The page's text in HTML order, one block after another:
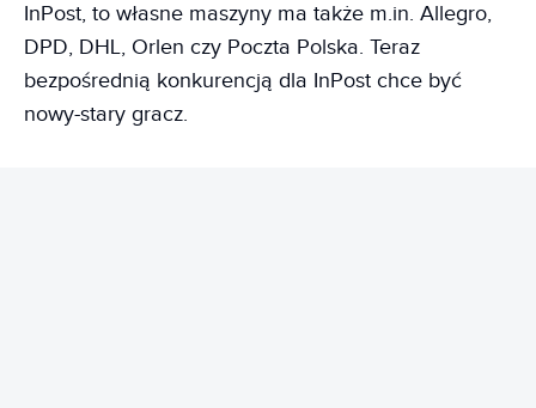
InPost, to własne maszyny ma także m.in. Allegro,
DPD, DHL, Orlen czy Poczta Polska. Teraz
bezpośrednią konkurencją dla InPost chce być
nowy-stary gracz.